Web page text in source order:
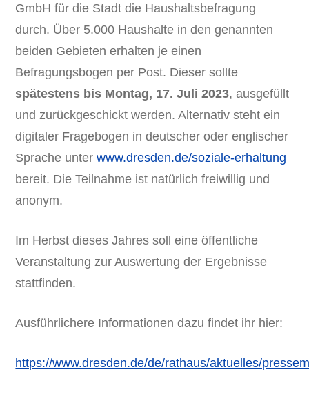
GmbH für die Stadt die Haushaltsbefragung
durch. Über 5.000 Haushalte in den genannten
beiden Gebieten erhalten je einen
Befragungsbogen per Post. Dieser sollte
spätestens bis Montag, 17. Juli 2023, ausgefüllt
und zurückgeschickt werden. Alternativ steht ein
digitaler Fragebogen in deutscher oder englischer
Sprache unterwww.dresden.de/soziale-erhaltung
bereit. Die Teilnahme ist natürlich freiwillig und
anonym.
Im Herbst dieses Jahres soll eine öffentliche
Veranstaltung zur Auswertung der Ergebnisse
stattfinden.
Ausführlichere Informationen dazu findet ihr hier:
https://www.dresden.de/de/rathaus/aktuelles/